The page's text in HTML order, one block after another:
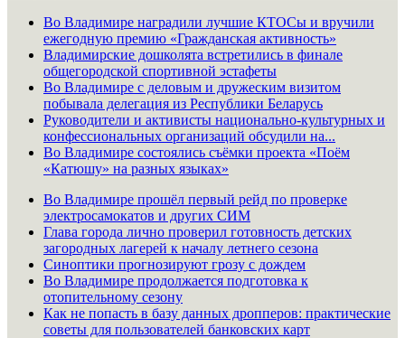
Во Владимире наградили лучшие КТОСы и вручили
ежегодную премию «Гражданская активность»
Владимирские дошколята встретились в финале
общегородской спортивной эстафеты
Во Владимире с деловым и дружеским визитом
побывала делегация из Республики Беларусь
Руководители и активисты национально-культурных и
конфессиональных организаций обсудили на...
Во Владимире состоялись съёмки проекта «Поём
«Катюшу» на разных языках»
Во Владимире прошёл первый рейд по проверке
электросамокатов и других СИМ
Глава города лично проверил готовность детских
загородных лагерей к началу летнего сезона
Синоптики прогнозируют грозу с дождем
Во Владимире продолжается подготовка к
отопительному сезону
Как не попасть в базу данных дропперов: практические
советы для пользователей банковских карт